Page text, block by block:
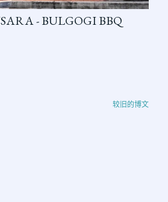
- BULGOGI BBQ
较旧的博文